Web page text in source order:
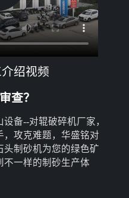
绍视频
查？
备--对辊破碎机厂家，
，攻克难题，华盛铭对
头制砂机为您的绿色矿
不一样的制砂生产体